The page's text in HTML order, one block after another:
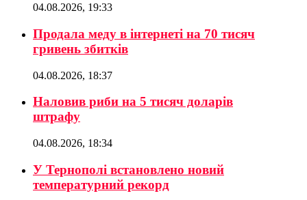
04.08.2026, 19:33
Продала меду в інтернеті на 70 тисяч
гривень збитків
04.08.2026, 18:37
Наловив риби на 5 тисяч доларів
штрафу
04.08.2026, 18:34
У Тернополі встановлено новий
температурний рекорд